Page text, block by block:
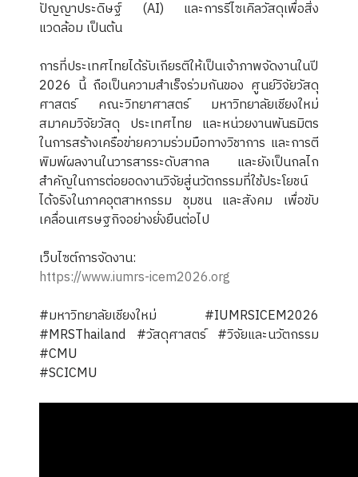
ปัญญาประดิษฐ์ (AI) และการรีไซเคิลวัสดุเพื่อสิ่ง
แวดล้อม เป็นต้น
การที่ประเทศไทยได้รับเกียรติให้เป็นเจ้าภาพจัดงานในปี
2026 นี้ ถือเป็นความสำเร็จร่วมกันของ ศูนย์วิจัยวัสดุ
ศาสตร์ คณะวิทยาศาสตร์ มหาวิทยาลัยเชียงใหม่
สมาคมวิจัยวัสดุ ประเทศไทย และหน่วยงานพันธมิตร
ในการสร้างเครือข่ายความร่วมมือทางวิชาการ และการตี
พิมพ์ผลงานในวารสารระดับสากล และยังเป็นกลไก
สำคัญในการต่อยอดงานวิจัยสู่นวัตกรรมที่ใช้ประโยชน์
ได้จริงในภาคอุตสาหกรรม ชุมชน และสังคม เพื่อขับ
เคลื่อนเศรษฐกิจอย่างยั่งยืนต่อไป
เว็บไซต์การจัดงาน:
https://www.iumrs-icem2026.org
#มหาวิทยาลัยเชียงใหม่ #IUMRSICEM2026
#MRSThailand #วัสดุศาสตร์ #วิจัยและนวัตกรรม
#CMU
#SCICMU